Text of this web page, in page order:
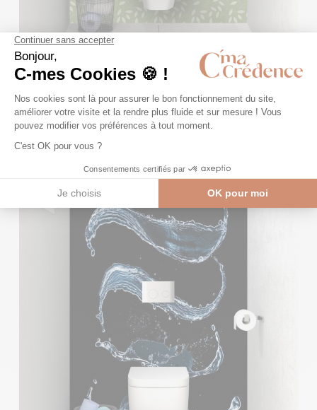
Revêtement mural toilette Rideau de feuilles -
SHB21975B